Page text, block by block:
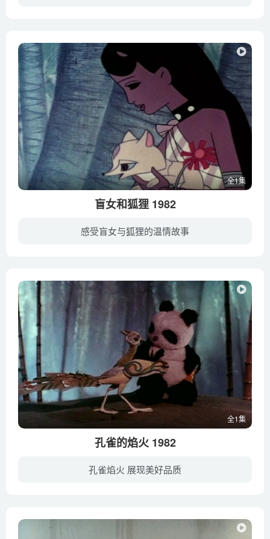
全1集
盲女和狐狸 1982
感受盲女与狐狸的温情故事
全1集
孔雀的焰火 1982
孔雀焰火 展现美好品质